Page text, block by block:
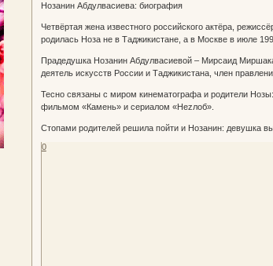
Нозанин Абдулвасиева: биография
Четвёртая жена известного российского актёра,
родилась Ноза не в Таджикистане, а в Москве в июле
Прадедушка Нозанин Абдулвасиевой – Мирсаид
деятель искусств России и Таджикистана, член
Тесно связаны с миром кинематографа и родители
фильмом «Камень» и сериалом «Неzлоб».
Стопами родителей решила пойти и Нозанин: девушка
0